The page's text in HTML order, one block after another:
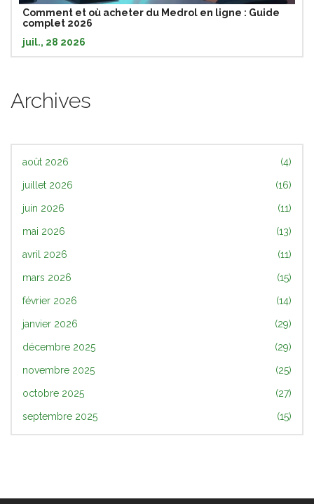
Comment et où acheter du Medrol en ligne : Guide
complet 2026
juil., 28 2026
Archives
août 2026 (4)
juillet 2026 (16)
juin 2026 (11)
mai 2026 (13)
avril 2026 (11)
mars 2026 (15)
février 2026 (14)
janvier 2026 (29)
décembre 2025 (29)
novembre 2025 (25)
octobre 2025 (27)
septembre 2025 (15)